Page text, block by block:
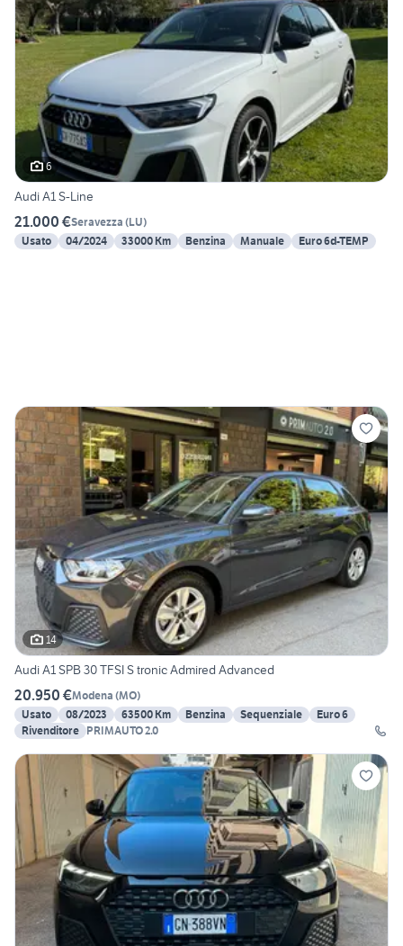
6
Audi A1 S-Line
21.000 €Seravezza (LU)
Usato
04/2024 33000 Km Benzina Manuale Euro 6d-TEMP
14
Audi A1 SPB 30 TFSI S tronic Admired Advanced
20.950 €Modena (MO)
Usato
08/2023 63500 Km Benzina Sequenziale
Euro 6
Rivenditore PRIMAUTO 2.0